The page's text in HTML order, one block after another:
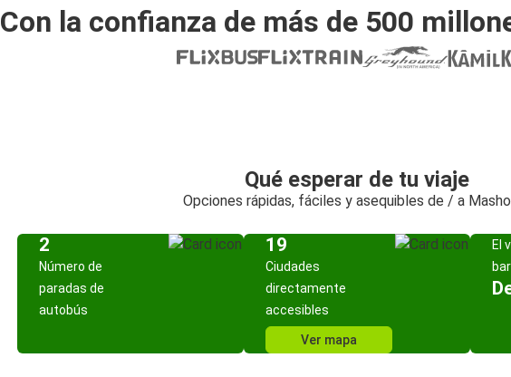
Con la confianza de más de 500
Qué esperar de tu viaje
Opciones rápidas, fáciles y asequibles de / a
2
Número de
paradas de
autobús
19
Ciudades
directamente
accesibles
Ver mapa
El